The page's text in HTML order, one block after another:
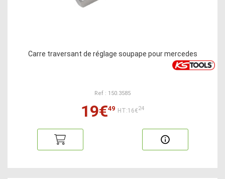
Carre traversant de réglage soupape pour mercedes
Ref : 150.3585
19€49 HT:16€24